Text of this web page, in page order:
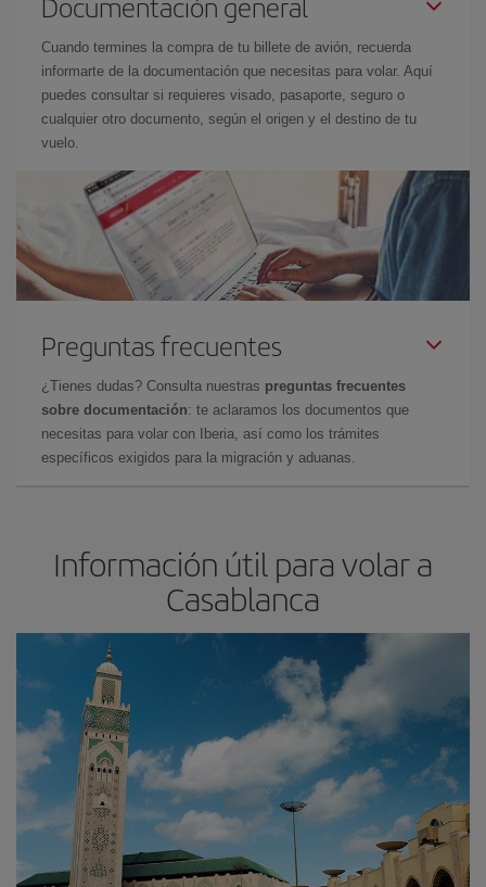
Cuando termines la compra de tu billete de avión, recuerda
informarte de la documentación que necesitas para volar. Aquí
puedes consultar si requieres visado, pasaporte, seguro o
cualquier otro documento, según el origen y el destino de tu
vuelo.
Preguntas frecuentes
¿Tienes dudas? Consulta nuestras preguntas frecuentes
sobre documentación: te aclaramos los documentos que
necesitas para volar con Iberia, así como los trámites
específicos exigidos para la migración y aduanas.
Información útil para volar a
Casablanca